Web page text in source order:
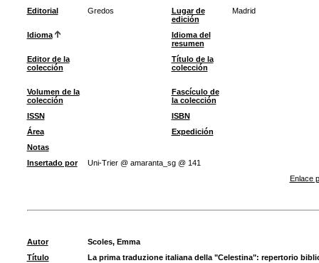
Editorial
Gredos
Lugar de
edición
Madrid
Idioma
Idioma del
resumen
Editor de la
colección
Título de la
colección
Volumen de la
colección
Fascículo de
la colección
ISSN
ISBN
Área
Expedición
Notas
Insertado por
Uni-Trier @ amaranta_sg @ 141
Enlace
Autor
Scoles, Emma
Título
La prima traduzione italiana della "Celestina": repertorio